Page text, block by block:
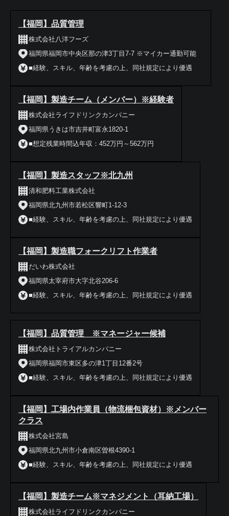
【福岡】品質管理
株式会社八洋フーズ
福岡県福岡市中央区那の津3丁目7-7 ※マイカー通勤可能
■経験、スキル、年齢を考慮の上、同社規定により優遇
【福岡】製造チーム（メンバー）※経験者
株式会社ライフドリンクカンパニー
福岡県うきは市吉井町富永1820-1
■想定残業時間込年収：452万円～562万円
【福岡】製造スタッフ※北九州
清和肥料工業株式会社
福岡県北九州市若松区響町1-12-3
■経験、スキル、年齢を考慮の上、同社規定により優遇
【福岡】製造職フォークリフト作業者
だいわ株式会社
福岡県太宰府市大字北谷206-6
■経験、スキル、年齢を考慮の上、同社規定により優遇
【福岡】品質管理 ※マネージャー候補
株式会社トライアルカンパニー
福岡県福岡市東区多の津1丁目12番2号
■経験、スキル、年齢を考慮の上、同社規定により優遇
【福岡】工場内作業員（物流梱包資材）※メンバー
クラス
株式会社宮島
福岡県北九州市小倉南区曽根4390‐1
■経験、スキル、年齢を考慮の上、同社規定により優遇
【福岡】製造チーム※マネジメント（耳納工場）
株式会社ライフドリンクカンパニー